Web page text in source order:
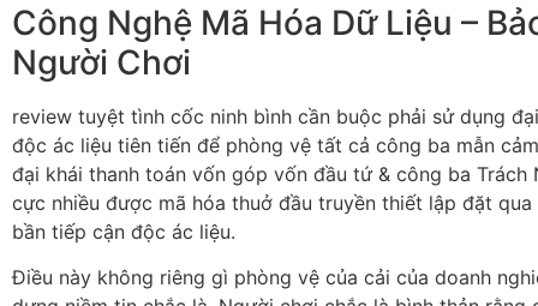
Công Nghệ Mã Hóa Dữ Liệu –
Người Chơi
review tuyệt tình cốc ninh bình cần buộc phải sử dụng
độc ác liệu tiên tiến để phòng vệ tất cả công ba mẫn
đại khái thanh toán vốn góp vốn đầu tứ & công ba Trách
cực nhiều được mã hóa thuở đầu truyền thiết lập đặt
bần tiếp cận độc ác liệu.
Điều này không riêng gì phòng vệ của cải của doanh